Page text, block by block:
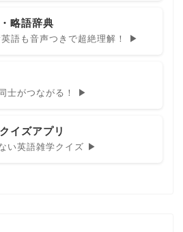
略語辞典
語も音声つきで超絶理解！ ▶
士がつながる！ ▶
イズアプリ
い英語雑学クイズ ▶